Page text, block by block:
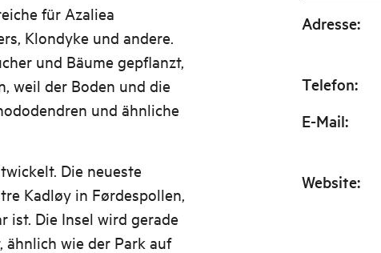
für Azaliea
Klondyke und andere.
und Bäume gepflanzt,
weil der Boden und die
und ähnliche
Die neueste
Kadløy in Førdespollen,
ist. Die Insel wird gerade
ähnlich wie der Park auf
Adresse:
Telefon:
E-Mail:
Website: